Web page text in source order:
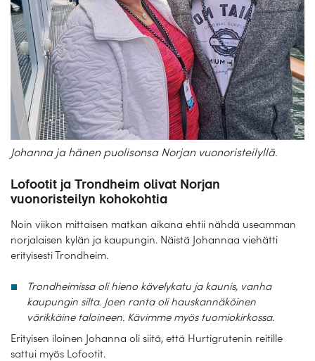
Johanna ja hänen puolisonsa Norjan vuonoristeilyllä.
Lofootit ja Trondheim olivat Norjan
vuonoristeilyn kohokohtia
Noin viikon mittaisen matkan aikana ehtii nähdä useamman
norjalaisen kylän ja kaupungin. Näistä Johannaa viehätti
erityisesti Trondheim.
Trondheimissa oli hieno kävelykatu ja kaunis, vanha
kaupungin silta. Joen ranta oli hauskannäköinen
värikkäine taloineen. Kävimme myös tuomiokirkossa.
Erityisen iloinen Johanna oli siitä, että Hurtigrutenin reitille
sattui myös Lofootit.